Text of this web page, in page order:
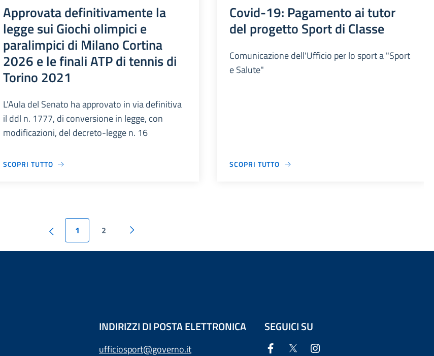
Approvata definitivamente la
legge sui Giochi olimpici e
paralimpici di Milano Cortina
2026 e le finali ATP di tennis di
Torino 2021
L'Aula del Senato ha approvato in via definitiva
il ddl n. 1777, di conversione in legge, con
modificazioni, del decreto-legge n. 16
SCOPRI TUTTO
Covid-19: Pagamento ai tutor
del progetto Sport di Classe
Comunicazione dell'Ufficio per lo sport a "Sport
e Salute"
SCOPRI TUTTO
1 2
INDIRIZZI DI POSTA ELETTRONICA
ufficiosport@governo.it
SEGUICI SU